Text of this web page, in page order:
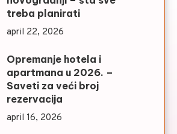
treba planirati
april 22, 2026
Opremanje hotela i
apartmana u 2026. –
Saveti za veći broj
rezervacija
april 16, 2026